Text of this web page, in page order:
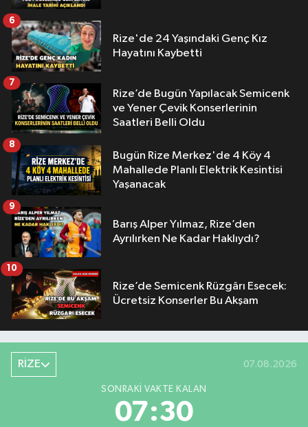
Rize'de 24 Yaşındaki Genç Kız
Hayatını Kaybetti
6
Rize’de Bugün Yapılacak Semicenk
ve Yener Çevik Konserlerinin
Saatleri Belli Oldu
7
Bugün Rize Merkez'de 4 Köy 4
Mahallede Planlı Elektrik Kesintisi
Yaşanacak
8
Barış Alper Yılmaz, Rize’den
Ayrılırken Ne Kadar Haklıydı?
9
Rize’de Semicenk Rüzgârı Esecek:
Ücretsiz Konserler Bu Akşam
10
RİZE 07.08.2026
SONRAKI VAKTE KALAN
07:29